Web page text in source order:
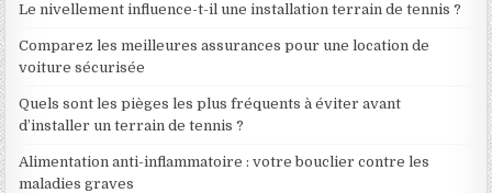
Le nivellement influence-t-il une installation terrain de tennis ?
Comparez les meilleures assurances pour une location de
voiture sécurisée
Quels sont les pièges les plus fréquents à éviter avant
d’installer un terrain de tennis ?
Alimentation anti-inflammatoire : votre bouclier contre les
maladies graves